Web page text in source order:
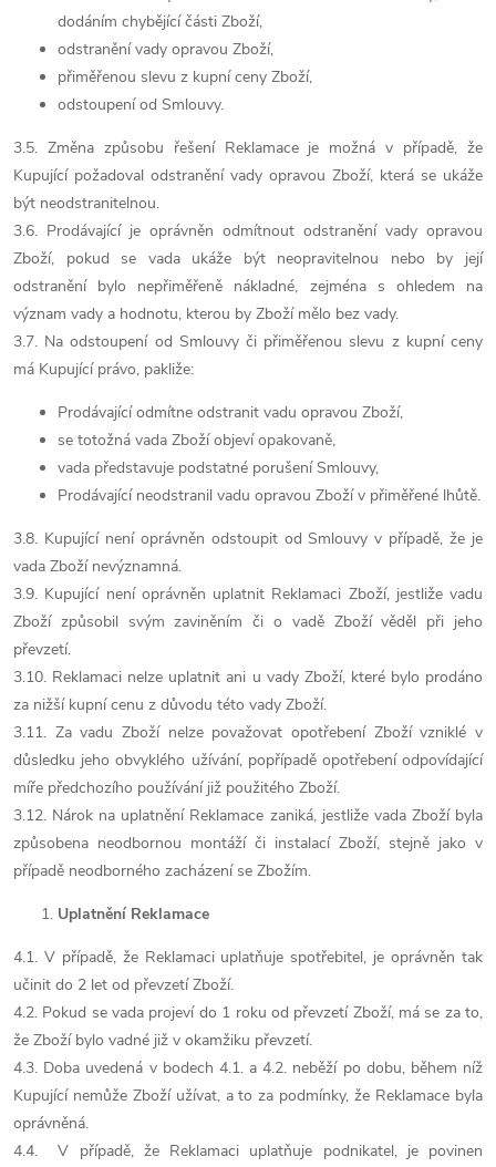
dodáním chybějící části Zboží,
odstranění vady opravou Zboží,
přiměřenou slevu z kupní ceny Zboží,
odstoupení od Smlouvy.
3.5. Změna způsobu řešení Reklamace je možná v případě, že
Kupující požadoval odstranění vady opravou Zboží, která se ukáže
být neodstranitelnou.
3.6. Prodávající je oprávněn odmítnout odstranění vady opravou
Zboží, pokud se vada ukáže být neopravitelnou nebo by její
odstranění bylo nepřiměřeně nákladné, zejména s ohledem na
význam vady a hodnotu, kterou by Zboží mělo bez vady.
3.7. Na odstoupení od Smlouvy či přiměřenou slevu z kupní ceny
má Kupující právo, pakliže:
Prodávající odmítne odstranit vadu opravou Zboží,
se totožná vada Zboží objeví opakovaně,
vada představuje podstatné porušení Smlouvy,
Prodávající neodstranil vadu opravou Zboží v přiměřené lhůtě.
3.8. Kupující není oprávněn odstoupit od Smlouvy v případě, že je
vada Zboží nevýznamná.
3.9. Kupující není oprávněn uplatnit Reklamaci Zboží, jestliže vadu
Zboží způsobil svým zaviněním či o vadě Zboží věděl při jeho
převzetí.
3.10. Reklamaci nelze uplatnit ani u vady Zboží, které bylo prodáno
za nižší kupní cenu z důvodu této vady Zboží.
3.11. Za vadu Zboží nelze považovat opotřebení Zboží vzniklé v
důsledku jeho obvyklého užívání, popřípadě opotřebení odpovídající
míře předchozího používání již použitého Zboží.
3.12. Nárok na uplatnění Reklamace zaniká, jestliže vada Zboží byla
způsobena neodbornou montáží či instalací Zboží, stejně jako v
případě neodborného zacházení se Zbožím.
Uplatnění Reklamace
4.1. V případě, že Reklamaci uplatňuje spotřebitel, je oprávněn tak
učinit do 2 let od převzetí Zboží.
4.2. Pokud se vada projeví do 1 roku od převzetí Zboží, má se za to,
že Zboží bylo vadné již v okamžiku převzetí.
4.3. Doba uvedená v bodech 4.1. a 4.2. neběží po dobu, během níž
Kupující nemůže Zboží užívat, a to za podmínky, že Reklamace byla
oprávněná.
4.4. V případě, že Reklamaci uplatňuje podnikatel, je povinen